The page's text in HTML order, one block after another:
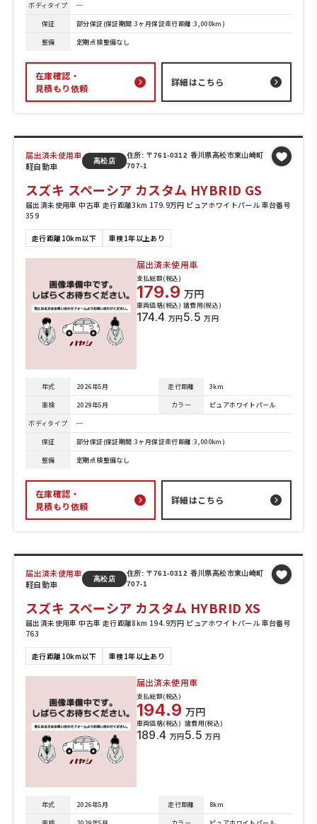
ボディタイプ
─
保証
部分保証(保証期間:3ヶ月保証走行距離:3,000km)
整備
定期点検整備なし
在庫確認・
見積もり依頼
詳細はこちら
届出済未使用車
軽自動車
高松店
住所: 〒761-0312 香川県高松市東山崎町
707-1
スズキ スペーシア カスタム HYBRID GS
届出済未使用車 中古車 走行距離3km 179.9万円 ピュアホワイトパール 車台番号
359
走行距離10km以下 車検1年以上あり
届出済未使用車
支払総額(税込)
179.9 万円
車両価格(税込)
174.4 万円
諸費用(税込)
5.5 万円
年式 2026年5月 走行距離
3km
車検
2029年5月 カラー
ピュアホワイトパール
ボディタイプ
─
保証
部分保証(保証期間:3ヶ月保証走行距離:3,000km)
整備
定期点検整備なし
在庫確認・
見積もり依頼
詳細はこちら
届出済未使用車
軽自動車
高松店
住所: 〒761-0312 香川県高松市東山崎町
707-1
スズキ スペーシア カスタム HYBRID XS
届出済未使用車 中古車 走行距離8km 194.9万円 ピュアホワイトパール 車台番号
763
走行距離10km以下 車検1年以上あり
届出済未使用車
支払総額(税込)
194.9 万円
車両価格(税込)
189.4 万円
諸費用(税込)
5.5 万円
年式 2026年5月 走行距離
8km